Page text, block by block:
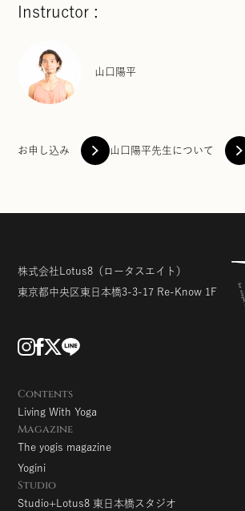
Instructor :
山口陽平
お申し込み 山口陽平先生について
株式会社Lotus8 （ロータスエイト）
東京都中央区東日本橋3-3-17 Re-Know 1F
Contents
Living With Yoga
Magazine
The yogis magazine
Yogini
Studio
Studio+Lotus8 東日本橋スタジオ